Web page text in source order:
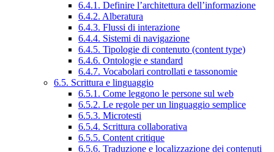
6.4.1. Definire l’architettura dell’informazione
6.4.2. Alberatura
6.4.3. Flussi di interazione
6.4.4. Sistemi di navigazione
6.4.5. Tipologie di contenuto (content type)
6.4.6. Ontologie e standard
6.4.7. Vocabolari controllati e tassonomie
6.5. Scrittura e linguaggio
6.5.1. Come leggono le persone sul web
6.5.2. Le regole per un linguaggio semplice
6.5.3. Microtesti
6.5.4. Scrittura collaborativa
6.5.5. Content critique
6.5.6. Traduzione e localizzazione dei contenuti